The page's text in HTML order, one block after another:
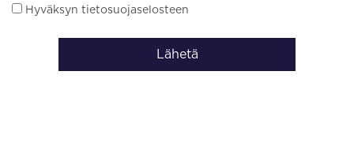
Hyväksyn tietosuojaselosteen
Lähetä